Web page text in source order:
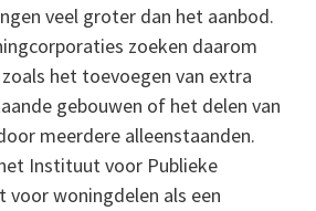
veel groter dan het aanbod.
zoeken daarom
het toevoegen van extra
gebouwen of het delen van
meerdere alleenstaanden.
Instituut voor Publieke
voor woningdelen als een